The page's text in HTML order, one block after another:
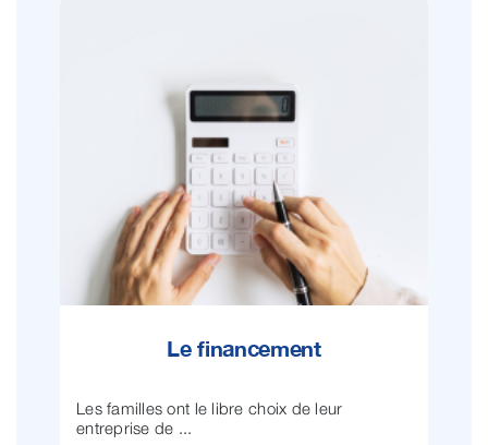
Le financement
Les familles ont le libre choix de leur
entreprise de ...